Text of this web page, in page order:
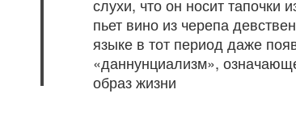
слухи, что он носит тапочки
пьет вино из черепа
языке в тот период даже
«даннунциализм»,
образ жизни